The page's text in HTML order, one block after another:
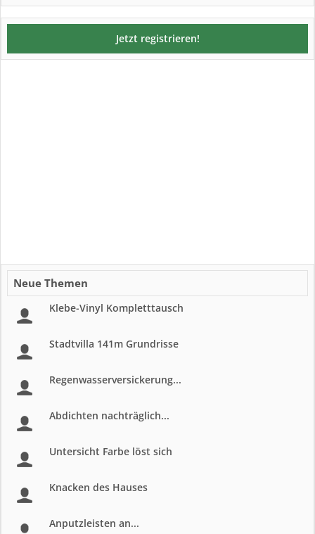
Jetzt registrieren!
Neue Themen
Klebe-Vinyl Kompletttausch
Stadtvilla 141m Grundrisse
Regenwasserversickerung...
Abdichten nachträglich...
Untersicht Farbe löst sich
Knacken des Hauses
Anputzleisten an...